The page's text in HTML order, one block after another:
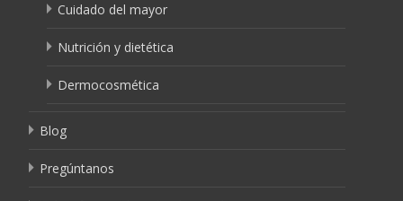
Cuidado del mayor
Nutrición y dietética
Dermocosmética
Blog
Pregúntanos